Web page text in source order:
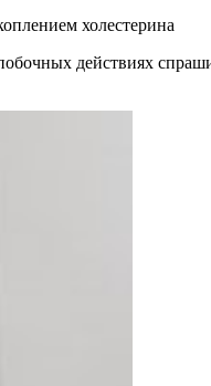
холестерина
действиях